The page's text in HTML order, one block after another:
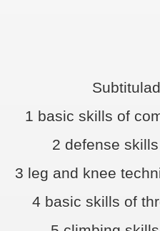
1 basic skills of
2 defense
3 leg and knee
4 basic skills of